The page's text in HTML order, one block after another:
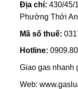
Địa chỉ: 430/45/
Phường Thới
Mã số thuế:
Hotline:
Giao gas nhanh
Web: